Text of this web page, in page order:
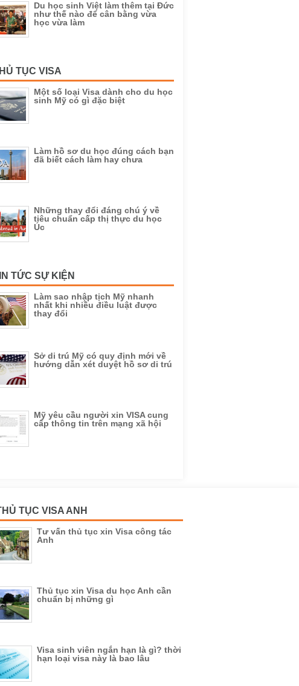
Du học sinh Việt làm thêm tại Đức
như thế nào để cân bằng vừa
học vừa làm
TỤC VISA
Một số loại Visa dành cho du học
sinh Mỹ có gì đặc biệt
Làm hồ sơ du học đúng cách bạn
đã biết cách làm hay chưa
Những thay đổi đáng chú ý về
tiêu chuẩn cấp thị thực du học
Úc
TỨC SỰ KIỆN
Làm sao nhập tịch Mỹ nhanh
nhất khi nhiều điều luật được
thay đổi
Sở di trú Mỹ có quy định mới về
hướng dẫn xét duyệt hồ sơ di trú
Mỹ yêu cầu người xin VISA cung
cấp thông tin trên mạng xã hội
TỤC VISA ANH
Tư vấn thủ tục xin Visa công tác
Anh
Thủ tục xin Visa du học Anh cần
chuẩn bị những gì
Visa sinh viên ngắn hạn là gì? thời
hạn loại visa này là bao lâu